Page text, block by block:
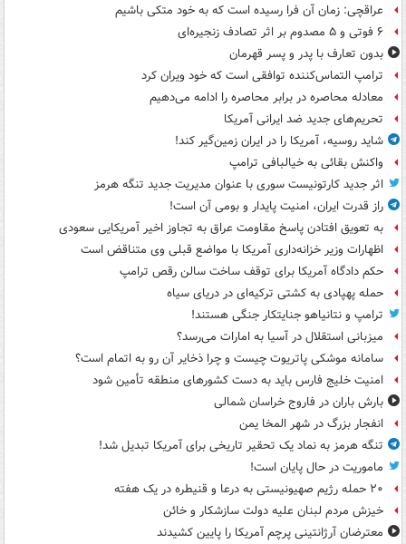
عراقچی: زمان آن فرا رسیده است که به خود متکی باشیم
۶ فوتی و ۵ مصدوم بر اثر تصادف زنجیره‌ای
بدون تعارف با پدر و پسر قهرمان
ترامپ التماس‌کننده توافقی است که خود ویران کرد
معادله محاصره در برابر محاصره را ادامه می‌دهیم
تحریم‌های جدید ضد ایرانی آمریکا
شاید روسیه، آمریکا را در ایران زمین‌گیر کند!
واکنش بقائی به خیالبافی ترامپ
اثر جدید کارتونیست سوری با عنوان مدیریت جدید تنگه هرمز
راز قدرت ایران، امنیت پایدار و بومی آن است!
به تعویق افتادن پاسخ مقاومت عراق به تجاوز اخیر آمریکایی سعودی
اظهارات وزیر خزانه‌داری آمریکا با مواضع قبلی وی متناقض است
حکم دادگاه آمریکا برای توقف ساخت سالن رقص ترامپ
حمله پهپادی به کشتی ترکیه‌ای در دریای سیاه
ترامپ و نتانیاهو جنایتکار جنگی هستند!
میزبانی استقلال در آسیا به امارات می‌رسد؟
سامانه موشکی پاتریوت چیست و چرا ذخایر آن رو به اتمام است؟
امنیت خلیج فارس باید به دست کشورهای منطقه تأمین شود
بارش باران در فاروج خراسان شمالی
انفجار بزرگ در شهر المخا یمن
تنگه هرمز به نماد یک تحقیر تاریخی برای آمریکا تبدیل شد!
ماموریت در حال پایان است!
۲۰ حمله رژیم صهیونیستی به درعا و قنیطره در یک هفته
خیزش مردم لبنان علیه دولت سازشکار و خائن
معترضان آرژانتینی پرچم آمریکا را پایین کشیدند